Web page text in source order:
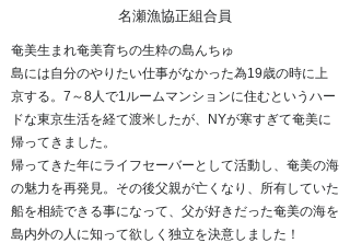
名瀬漁協正組合員
奄美生まれ奄美育ちの生粋の島んちゅ
島には自分のやりたい仕事がなかった為19歳の時に上
京する。7～8人で1ルームマンションに住むというハー
ドな東京生活を経て渡米したが、NYが寒すぎて奄美に
帰ってきました。
帰ってきた年にライフセーバーとして活動し、奄美の海
の魅力を再発見。その後父親が亡くなり、所有していた
船を相続できる事になって、父が好きだった奄美の海を
島内外の人に知って欲しく独立を決意しました！